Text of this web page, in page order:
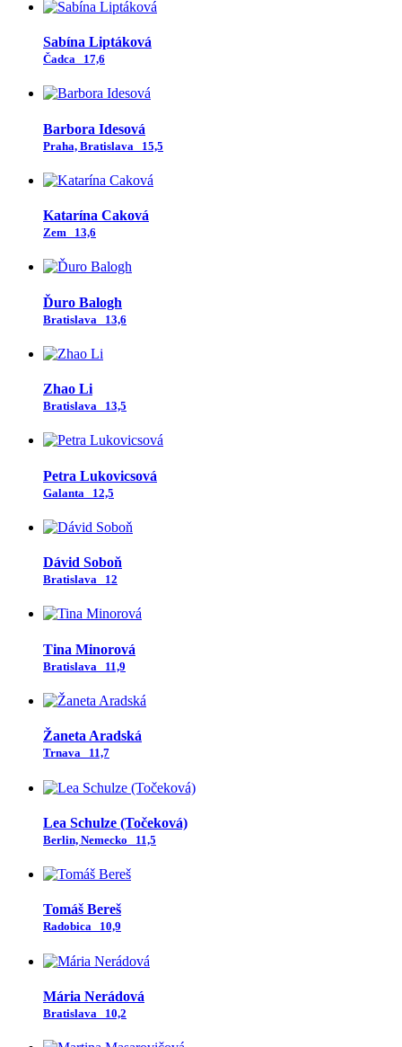
Sabína Liptáková
Čadca 17,6
Barbora Idesová
Praha, Bratislava 15,5
Katarína Caková
Zem 13,6
Ďuro Balogh
Bratislava 13,6
Zhao Li
Bratislava 13,5
Petra Lukovicsová
Galanta 12,5
Dávid Soboň
Bratislava 12
Tina Minorová
Bratislava 11,9
Žaneta Aradská
Trnava 11,7
Lea Schulze (Točeková)
Berlin, Nemecko 11,5
Tomáš Bereš
Radobica 10,9
Mária Nerádová
Bratislava 10,2